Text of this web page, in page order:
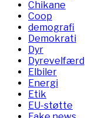
Chikane
Coop
demografi
Demokrati
Dyr
Dyrevelfærd
Elbiler
Energi
Etik
EU-støtte